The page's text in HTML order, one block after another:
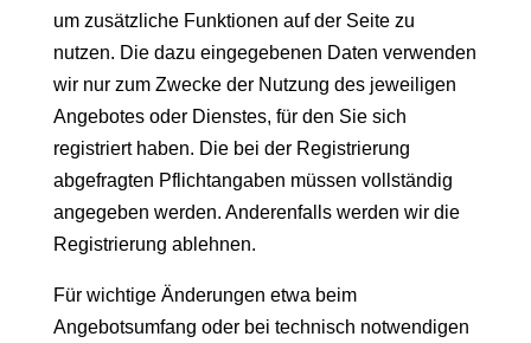
um zusätzliche Funktionen auf der Seite zu
nutzen. Die dazu eingegebenen Daten verwenden
wir nur zum Zwecke der Nutzung des jeweiligen
Angebotes oder Dienstes, für den Sie sich
registriert haben. Die bei der Registrierung
abgefragten Pflichtangaben müssen vollständig
angegeben werden. Anderenfalls werden wir die
Registrierung ablehnen.
Für wichtige Änderungen etwa beim
Angebotsumfang oder bei technisch notwendigen